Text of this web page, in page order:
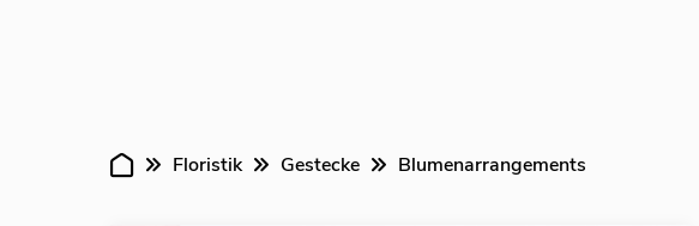
Floristik Gestecke Blumenarrangements